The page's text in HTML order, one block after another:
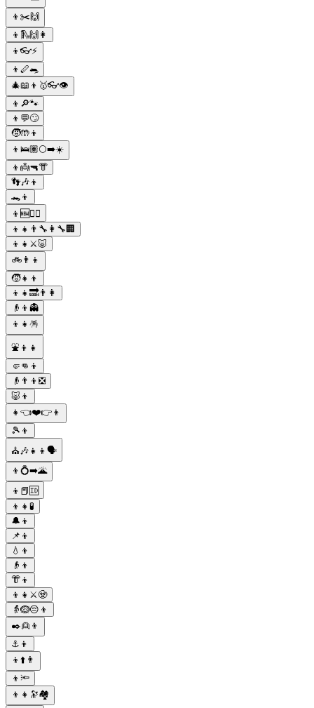
👦✂️🙌
👦🛝🙌👩
👦👓⚡
👦🪈🐀
🎄📖👦🥇👓👁
👦🔎🐾
👦💬🙄
🧒🤲👦
👦🛌🏽🌕➡️☀️
👦👼🔫👘
👣🎶👦
🐊👦
👦🆕🧔‍♂️
👦👧👨‍🔧👩‍🔧🏢
👦👧⚔🐷
🚲👨👦
🧒👧👦
👦👧🔜👨👩
👴👦👻
👦👧🪅
⛲👦👧
🤛👊👦
👴👨👦❎
🐷👦
👧👈❤️👉👦
🎾👦
⛪🎶👧👦🗣
👦💍➡️🌋
👦📕🆔
👦👧🧪
🔔👦
📌👦
💧👦
👴👦
👘👦
👦👧⚔️🧟
👵🪹😔👦
✒️👱👦
⚓👦
👦⬆️👨
👦🔦
👦👧🔭🏘